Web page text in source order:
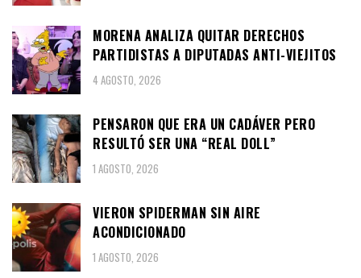
MORENA ANALIZA QUITAR DERECHOS
PARTIDISTAS A DIPUTADAS ANTI-VIEJITOS
4 AGOSTO, 2026
PENSARON QUE ERA UN CADÁVER PERO
RESULTÓ SER UNA “REAL DOLL”
1 AGOSTO, 2026
VIERON SPIDERMAN SIN AIRE
ACONDICIONADO
1 AGOSTO, 2026